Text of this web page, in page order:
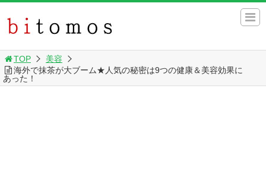
TOP
美容
海外で抹茶が大ブーム★人気の秘密は9つの健康＆美容効果に
あった！